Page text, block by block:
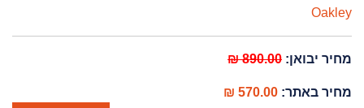
Oakley
מחיר יבואן:890.00 ₪
מחיר באתר:570.00 ₪